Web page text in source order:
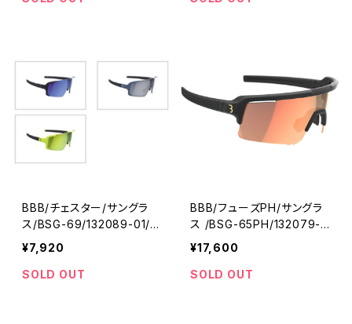
BBB/チェスター/サングラ
ス/BSG-69/132089-01/ビ
ービービー
¥7,920
SOLD OUT
BBB/フューズPH/サングラ
ス /BSG-65PH/132079-0
1/ビービービー
¥17,600
SOLD OUT